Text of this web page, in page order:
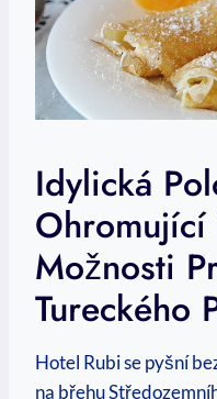
Idylická
Možnosti
Tureckého
Hotel Rubi se pyšní
na břehu